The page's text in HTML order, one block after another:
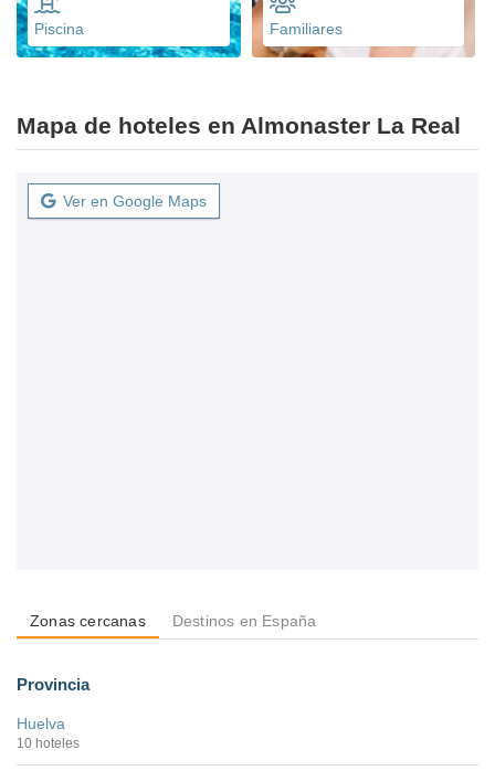
Piscina Familiares
Mapa de hoteles en Almonaster La Real
Ver en Google Maps
Zonas cercanas Destinos en España
Provincia
Huelva
10 hoteles